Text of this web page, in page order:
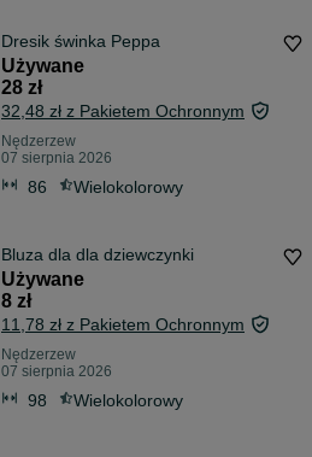
Dresik świnka Peppa
Używane
28 zł
32,48 zł z Pakietem Ochronnym
Nędzerzew
07 sierpnia 2026
86 Wielokolorowy
Bluza dla dla dziewczynki
Używane
8 zł
11,78 zł z Pakietem Ochronnym
Nędzerzew
07 sierpnia 2026
98 Wielokolorowy